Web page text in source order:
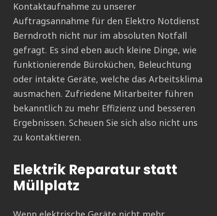
Kontaktaufnahme zu unserer
Auftragsannahme für den Elektro Notdienst
Berndroth nicht nur im absoluten Notfall
gefragt. Es sind eben auch kleine Dinge, wie
funktionierende Büroküchen, Beleuchtung
oder intakte Geräte, welche das Arbeitsklima
ausmachen. Zufriedene Mitarbeiter führen
bekanntlich zu mehr Effizienz und besseren
Ergebnissen. Scheuen Sie sich also nicht uns
zu kontaktieren.
Elektrik Reparatur statt
Müllplatz